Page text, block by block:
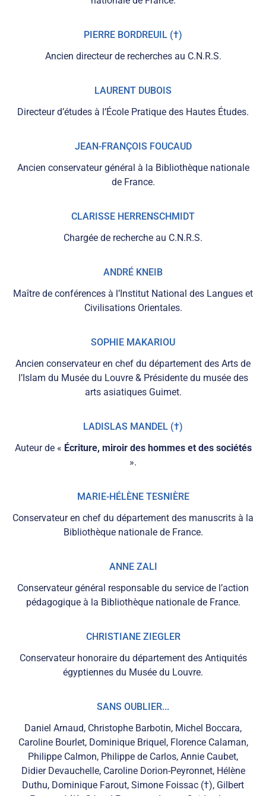
PIERRE BORDREUIL (†)
Ancien directeur de recherches au C.N.R.S.
LAURENT DUBOIS
Directeur d’études à l’École Pratique des Hautes Études.
JEAN-FRANÇOIS FOUCAUD
Ancien conservateur général à la Bibliothèque nationale
de France.
CLARISSE HERRENSCHMIDT
Chargée de recherche au C.N.R.S.
ANDRÉ KNEIB
Maître de conférences à l’Institut National des Langues et
Civilisations Orientales.
SOPHIE MAKARIOU
Ancien conservateur en chef du département des Arts de
l’Islam du Musée du Louvre & Présidente du musée des
arts asiatiques Guimet.
LADISLAS MANDEL (†)
Auteur de « Écriture, miroir des hommes et des sociétés
».
MARIE-HÉLÈNE TESNIÈRE
Conservateur en chef du département des manuscrits à la
Bibliothèque nationale de France.
ANNE ZALI
Conservateur général responsable du service de l’action
pédagogique à la Bibliothèque nationale de France.
CHRISTIANE ZIEGLER
Conservateur honoraire du département des Antiquités
égyptiennes du Musée du Louvre.
SANS OUBLIER...
Daniel Arnaud, Christophe Barbotin, Michel Boccara,
Caroline Bourlet, Dominique Briquel, Florence Calaman,
Philippe Calmon, Philippe de Carlos, Annie Caubet,
Didier Devauchelle, Caroline Dorion-Peyronnet, Hélène
Duthu, Dominique Farout, Simone Foissac (†), Gilbert